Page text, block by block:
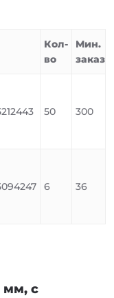
Кол-
во
Мин.
заказ
50 300
6 36
мм, с